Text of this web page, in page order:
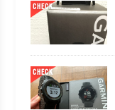
CHECK
CHECK